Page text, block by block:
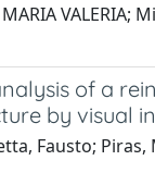
VALERIA;
of a
by visual
Fausto; Piras,